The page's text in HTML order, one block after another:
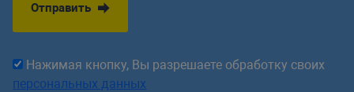
Отправить
Нажимая кнопку, Вы разрешаете обработку своих
персональных данных